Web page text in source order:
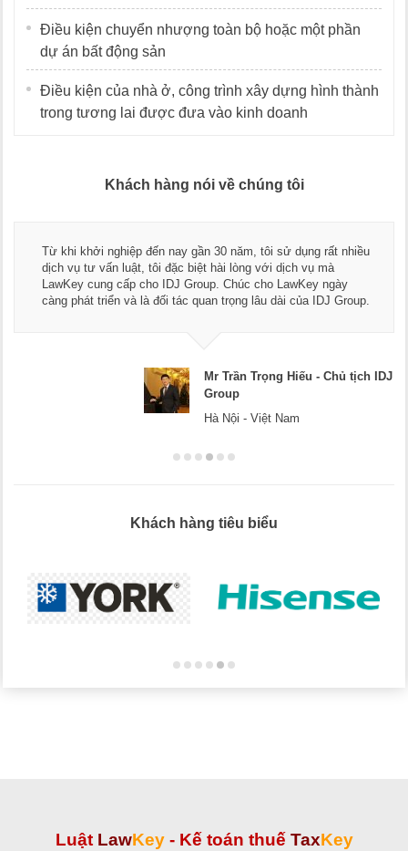
Điều kiện chuyển nhượng toàn bộ hoặc một phần
dự án bất động sản
Điều kiện của nhà ở, công trình xây dựng hình thành
trong tương lai được đưa vào kinh doanh
Khách hàng nói về chúng tôi
Từ khi khởi nghiệp đến nay gần 30 năm, tôi sử dụng rất nhiều
dịch vụ tư vấn luật, tôi đặc biệt hài lòng với dịch vụ mà
LawKey cung cấp cho IDJ Group. Chúc cho LawKey ngày
càng phát triển và là đối tác quan trọng lâu dài của IDJ Group.
Mr Trần Trọng Hiếu - Chủ tịch IDJ
Group
Hà Nội - Việt Nam
Khách hàng tiêu biểu
Luật LawKey - Kế toán thuế TaxKey